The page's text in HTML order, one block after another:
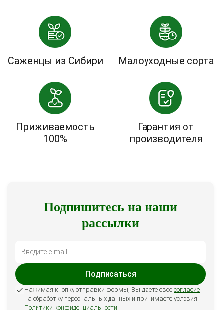
Саженцы из Сибири Малоуходные сорта
Приживаемость
100%
Гарантия от
производителя
Подпишитесь на наши
рассылки
Подписаться
Нажимая кнопку отправки формы, Вы даете свое согласие
на обработку персональных данных и принимаете условия
Политики конфиденциальности.